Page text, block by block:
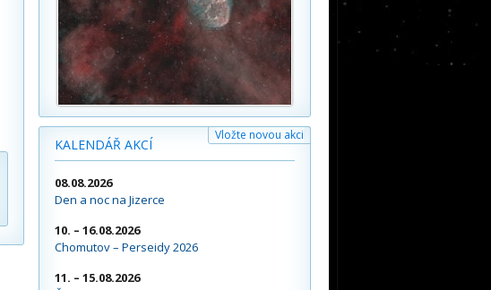
KALENDÁŘ AKCÍ
Vložte novou akci
08.08.2026
Den a noc na Jizerce
10. – 16.08.2026
Chomutov – Perseidy 2026
11. – 15.08.2026